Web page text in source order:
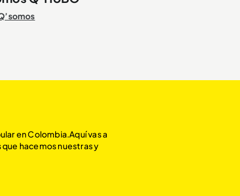
en Colombia.Aquí vas a
hacemos nuestras y